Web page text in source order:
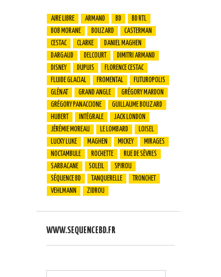
AIRE LIBRE ARMAND BD
BD RTL
BOB MORANE
BOUZARD
CASTERMAN
CESTAC
CLARKE
DANIEL MAGHEN
DARGAUD
DELCOURT
DIMITRI ARMAND
DISNEY
DUPUIS
FLORENCE CESTAC
FLUIDE GLACIAL
FROMENTAL
FUTUROPOLIS
GLÉNAT
GRAND ANGLE
GRÉGORY MARDON
GRÉGORY PANACCIONE
GUILLAUME BOUZARD
HUBERT
INTÉGRALE
JACK LONDON
JÉRÉMIE MOREAU
LE LOMBARD
LOISEL
LUCKY LUKE
MAGHEN MICKEY
MIRAGES
NOCTAMBULE
ROCHETTE
RUE DE SÈVRES
SARBACANE
SOLEIL
SPIROU
SÉQUENCE BD
TANQUERELLE
TRONCHET
VEHLMANN
ZIDROU
WWW.SEQUENCEBD.FR